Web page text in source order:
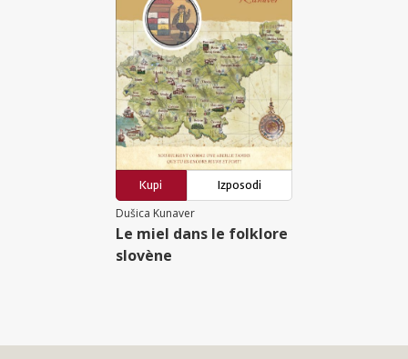
Kupi
Izposodi
Dušica Kunaver
Le miel dans le folklore
slovène